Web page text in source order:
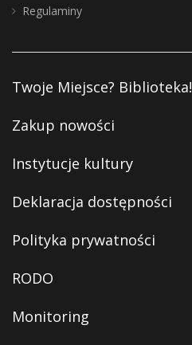
Regulaminy
Twoje Miejsce? Biblioteka!
Zakup nowości
Instytucje kultury
Deklaracja dostępności
Polityka prywatności
RODO
Monitoring